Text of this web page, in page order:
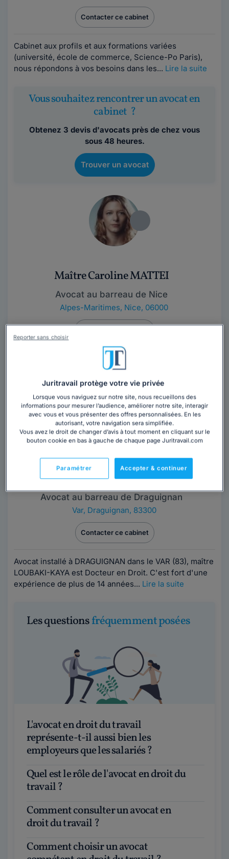
Contacter ce cabinet
Cabinet aux profils et aux formations variées
(université, école de commerce, Science-Po Paris),
nous répondons à vos besoins dans les... Lire la suite
Vous souhaitez rencontrer un avocat en
cabinet ?
Obtenez 3 devis d'avocats près de chez vous
sous 48 heures.
Trouver un avocat
Maître Caroline MATTEI
Avocat au barreau de Nice
Alpes-Maritimes, Nice, 06000
Le cabinet de Maître Caroline Mattei saura être à
l'écoute de vos problématiques pour apporter une
réponse juste, rapide et efficace aux...Lire la suite
Cabinet LOUBAKI-KAYA
Avocat au barreau de Draguignan
Var, Draguignan, 83300
Contacter ce cabinet
Avocat installé à DRAGUIGNAN dans le VAR (83), maître
LOUBAKI-KAYA est Docteur en Droit. C'est fort d'une
expérience de plus de 14 années... Lire la suite
Les questionsfréquemment posées
L'avocat en droit du travail
représente-t-il aussi bien les
employeurs que les salariés ?
Quel est le rôle de l'avocat en droit du
travail ?
Comment consulter un avocat en
droit du travail ?
Comment choisir un avocat
Juritravail protège votre vie privée
Lorsque vous naviguez sur notre site, nous recueillons des
informations pour mesurer l’audience, améliorer notre site, interagir
avec vous et vous présenter des offres personnalisées. En les
autorisant, votre navigation sera simplifiée.
Vous avez le droit de changer d’avis à tout moment en cliquant sur le
bouton cookie en bas à gauche de chaque page Juritravail.com
Accepter & continuer
Paramétrer
Reporter sans choisir